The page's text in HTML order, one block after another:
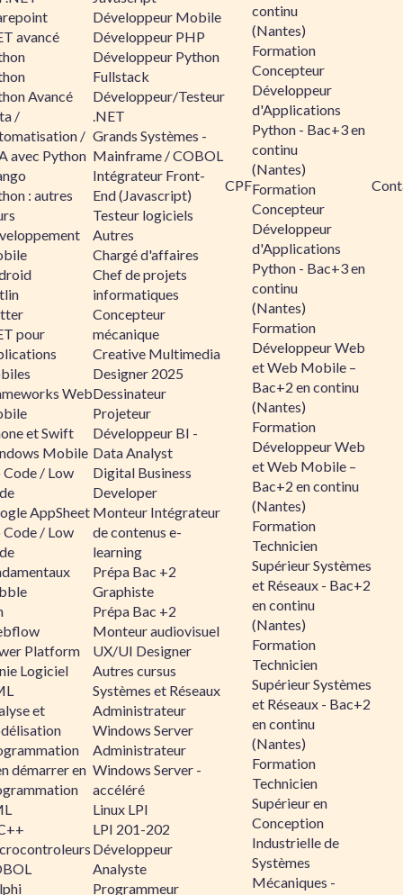
avancé
Avancé
/
/
avec Python
: autres
pour
Web
et Swift
Mobile
/ Low
AppSheet
/ Low
Platform
Logiciel
et
démarrer en
Développeur Mobile
Développeur PHP
Développeur Python
Fullstack
Développeur/Testeur
.NET
Grands Systèmes -
Mainframe / COBOL
Intégrateur Front-
End (Javascript)
Testeur logiciels
Autres
Chargé d'affaires
Chef de projets
informatiques
Concepteur
mécanique
Creative Multimedia
Designer 2025
Dessinateur
Projeteur
Développeur BI -
Data Analyst
Digital Business
Developer
Monteur Intégrateur
de contenus e-
learning
Prépa Bac +2
Graphiste
Prépa Bac +2
Monteur audiovisuel
UX/UI Designer
Autres cursus
Systèmes et Réseaux
Administrateur
Windows Server
Administrateur
Windows Server -
accéléré
Linux LPI
LPI 201-202
Développeur
Analyste
Programmeur
CPF
continu
(Nantes)
Formation
Concepteur
Développeur
d'Applications
Python - Bac+3 en
continu
(Nantes)
Formation
Concepteur
Développeur
d'Applications
Python - Bac+3 en
continu
(Nantes)
Formation
Développeur Web
et Web Mobile –
Bac+2 en continu
(Nantes)
Formation
Développeur Web
et Web Mobile –
Bac+2 en continu
(Nantes)
Formation
Technicien
Supérieur Systèmes
et Réseaux - Bac+2
en continu
(Nantes)
Formation
Technicien
Supérieur Systèmes
et Réseaux - Bac+2
en continu
(Nantes)
Formation
Technicien
Supérieur en
Conception
Industrielle de
Systèmes
Mécaniques -